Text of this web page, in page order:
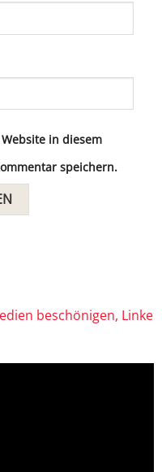
in diesem
speichern.
beschönigen, Linke